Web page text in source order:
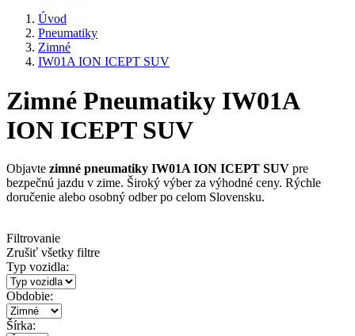
Úvod
Pneumatiky
Zimné
IW01A ION ICEPT SUV
Zimné Pneumatiky IW01A
ION ICEPT SUV
Objavte zimné pneumatiky IW01A ION ICEPT SUV pre
bezpečnú jazdu v zime. Široký výber za výhodné ceny. Rýchle
doručenie alebo osobný odber po celom Slovensku.
Filtrovanie
Zrušiť všetky filtre
Typ vozidla:
Obdobie:
Šírka: